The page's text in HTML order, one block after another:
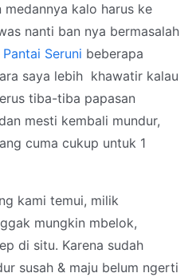
kalo harus ke
nanti ban nya bermasalah
Pantai Seruni beberapa
saya lebih khawatir kalau
tiba-tiba papasan
mesti kembali mundur,
cuma cukup untuk 1
kami temui, milik
mungkin mbelok,
di situ. Karena sudah
susah & maju belum ngerti